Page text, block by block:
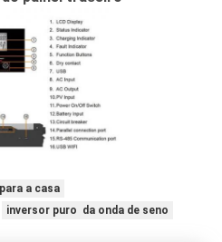
a casa
inversor puro da onda de seno